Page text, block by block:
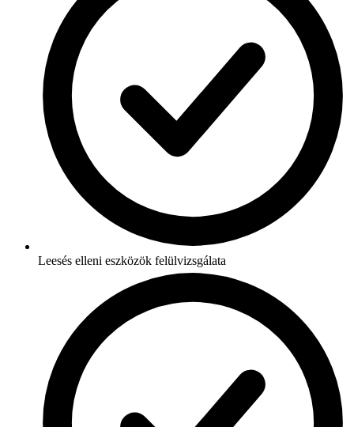
Leesés elleni eszközök felülvizsgálata